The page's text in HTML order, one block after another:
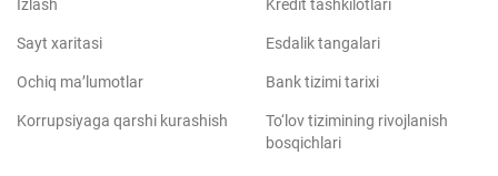
Izlash
Sayt xaritasi
Ochiq ma’lumotlar
Korrupsiyaga qarshi kurashish
Kredit tashkilotlari
Esdalik tangalari
Bank tizimi tarixi
To‘lov tizimining rivojlanish
bosqichlari